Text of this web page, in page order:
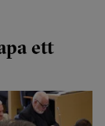
ett